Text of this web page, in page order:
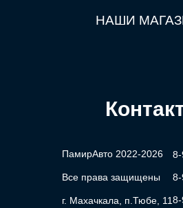
НАШИ
ПамирАвто 2022-2026
Все права защищены
г. Махачкала, п.Тюбе, 11
8-
8-
8-